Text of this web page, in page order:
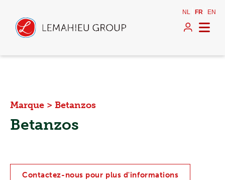
NL FR EN
Marque > Betanzos
Betanzos
Contactez-nous pour plus d'informations